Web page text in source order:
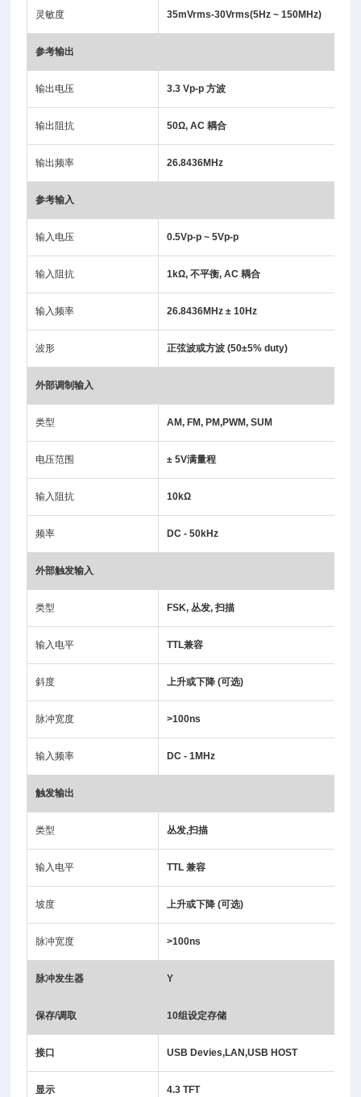
灵敏度 35mVrms-30Vrms(5Hz ~ 150MHz)
参考输出
输出电压 3.3 Vp-p 方波
输出阻抗 50Ω, AC 耦合
输出频率 26.8436MHz
参考输入
输入电压 0.5Vp-p ~ 5Vp-p
输入阻抗 1kΩ, 不平衡, AC 耦合
输入频率 26.8436MHz ± 10Hz
波形 正弦波或方波 (50±5% duty)
外部调制输入
类型 AM, FM, PM,PWM, SUM
电压范围 ± 5V满量程
输入阻抗 10kΩ
频率 DC - 50kHz
外部触发输入
类型 FSK, 丛发, 扫描
输入电平 TTL兼容
斜度 上升或下降 (可选)
脉冲宽度 >100ns
输入频率 DC - 1MHz
触发输出
类型 丛发,扫描
输入电平 TTL 兼容
坡度 上升或下降 (可选)
脉冲宽度 >100ns
脉冲发生器 Y
保存/调取 10组设定存储
接口 USB Devies,LAN,USB HOST
显示 4.3 TFT